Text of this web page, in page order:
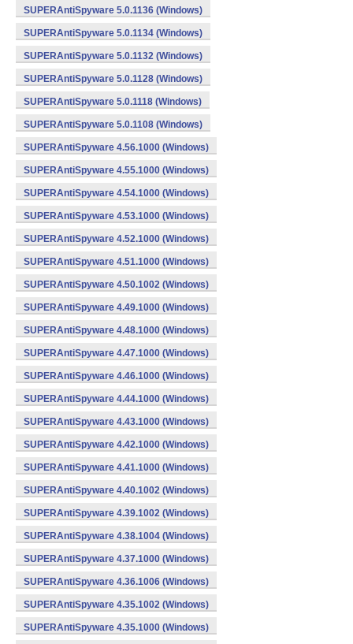
SUPERAntiSpyware 5.0.1136 (Windows)
SUPERAntiSpyware 5.0.1134 (Windows)
SUPERAntiSpyware 5.0.1132 (Windows)
SUPERAntiSpyware 5.0.1128 (Windows)
SUPERAntiSpyware 5.0.1118 (Windows)
SUPERAntiSpyware 5.0.1108 (Windows)
SUPERAntiSpyware 4.56.1000 (Windows)
SUPERAntiSpyware 4.55.1000 (Windows)
SUPERAntiSpyware 4.54.1000 (Windows)
SUPERAntiSpyware 4.53.1000 (Windows)
SUPERAntiSpyware 4.52.1000 (Windows)
SUPERAntiSpyware 4.51.1000 (Windows)
SUPERAntiSpyware 4.50.1002 (Windows)
SUPERAntiSpyware 4.49.1000 (Windows)
SUPERAntiSpyware 4.48.1000 (Windows)
SUPERAntiSpyware 4.47.1000 (Windows)
SUPERAntiSpyware 4.46.1000 (Windows)
SUPERAntiSpyware 4.44.1000 (Windows)
SUPERAntiSpyware 4.43.1000 (Windows)
SUPERAntiSpyware 4.42.1000 (Windows)
SUPERAntiSpyware 4.41.1000 (Windows)
SUPERAntiSpyware 4.40.1002 (Windows)
SUPERAntiSpyware 4.39.1002 (Windows)
SUPERAntiSpyware 4.38.1004 (Windows)
SUPERAntiSpyware 4.37.1000 (Windows)
SUPERAntiSpyware 4.36.1006 (Windows)
SUPERAntiSpyware 4.35.1002 (Windows)
SUPERAntiSpyware 4.35.1000 (Windows)